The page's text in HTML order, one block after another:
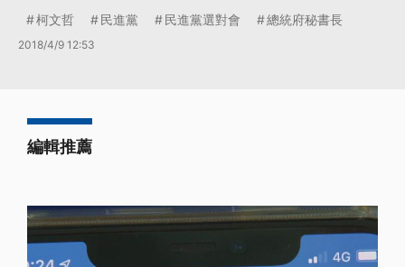
柯文哲 民進黨 民進黨選對會 總統府秘書長
2018/4/9 12:53
編輯推薦